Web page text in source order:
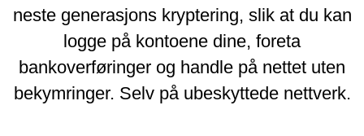
neste generasjons kryptering, slik at du kan
logge på kontoene dine, foreta
bankoverføringer og handle på nettet uten
bekymringer. Selv på ubeskyttede nettverk.